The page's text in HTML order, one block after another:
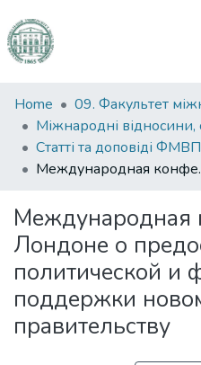
Communities
&
Collections
All of DSpace
Statistics
Home
Международная
Международная
Лондоне о
политической и
поддержки
правительству